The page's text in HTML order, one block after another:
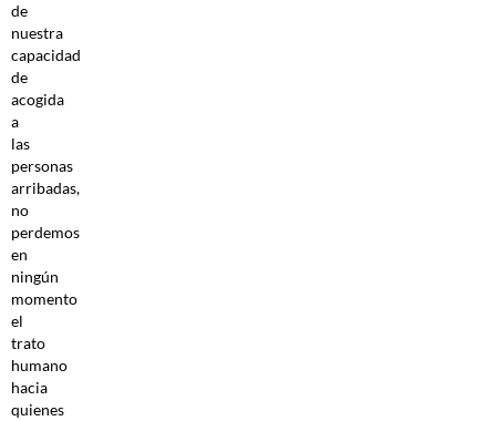
de
nuestra
capacidad
de
acogida
a
las
personas
arribadas,
no
perdemos
en
ningún
momento
el
trato
humano
hacia
quienes